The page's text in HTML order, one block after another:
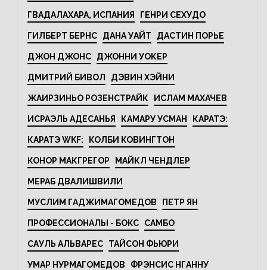
ГВАДАЛАХАРА, ИСПАНИЯ ГЕНРИ СЕХУДО
ГИЛБЕРТ БЕРНС ДАНА УАЙТ ДАСТИН ПОРЬЕ
ДЖОН ДЖОНС ДЖОННИ УОКЕР
ДМИТРИЙ БИВОЛ ДЭВИН ХЭЙНИ
ЖАИРЗИНЬО РОЗЕНСТРАЙК ИСЛАМ МАХАЧЕВ
ИСРАЭЛЬ АДЕСАНЬЯ КАМАРУ УСМАН КАРАТЭ:
КАРАТЭ WKF: КОЛБИ КОВИНГТОН
КОНОР МАКГРЕГОР МАЙКЛ ЧЕНДЛЕР
МЕРАБ ДВАЛИШВИЛИ
МУСЛИМ ГАДЖИМАГОМЕДОВ ПЕТР ЯН
ПРОФЕССИОНАЛЫ - БОКС САМБО
САУЛЬ АЛЬВАРЕС ТАЙСОН ФЬЮРИ
УМАР НУРМАГОМЕДОВ ФРЭНСИС НГАННУ